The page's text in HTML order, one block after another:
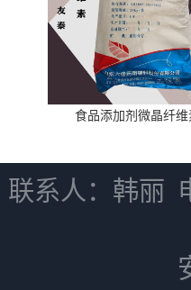
食品添加剂微晶纤维
联系人：韩丽